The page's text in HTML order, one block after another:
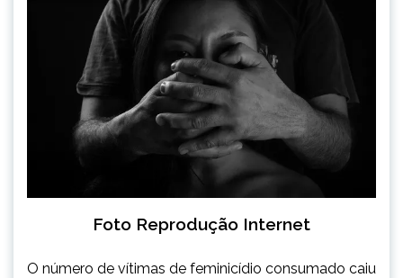
Foto Reprodução Internet
O número de vítimas de feminicídio consumado caiu